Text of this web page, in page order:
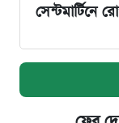
সেন্টমার্টিনে